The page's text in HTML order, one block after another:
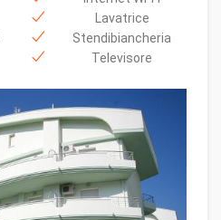
Lavatrice
Stendibiancheria
Televisore